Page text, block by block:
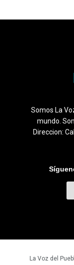
Somos La
mundo.
Direccion:
La Voz del